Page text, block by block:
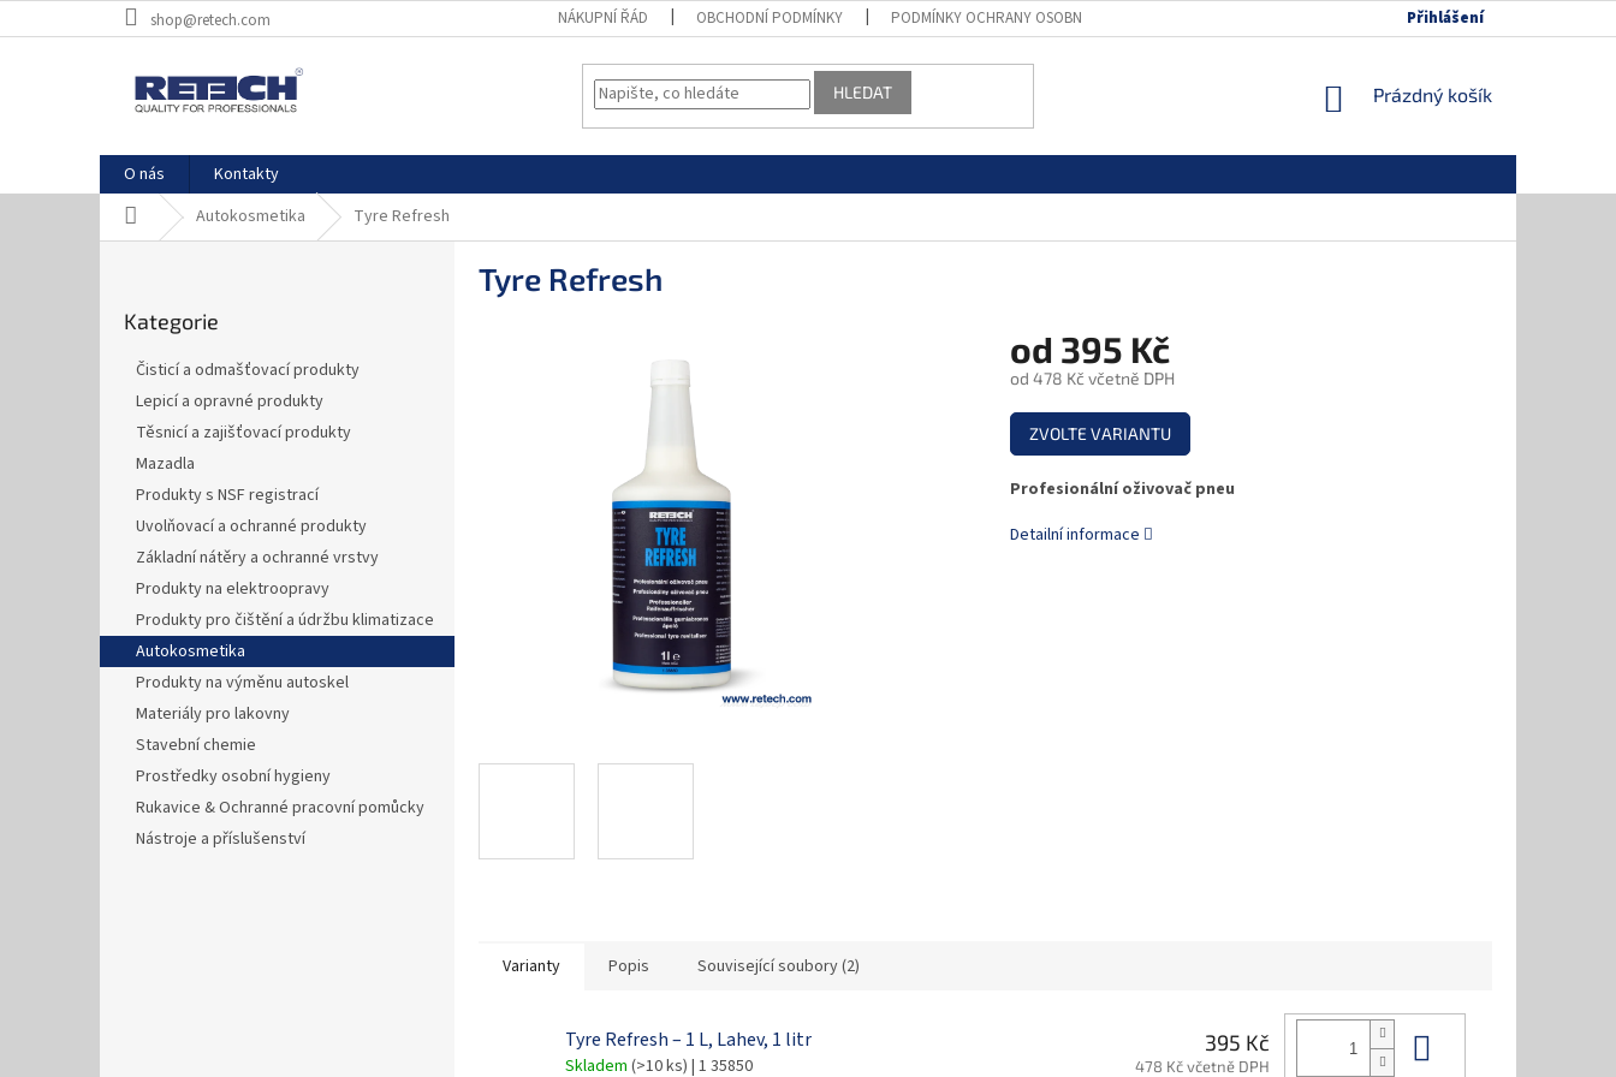
na
shop@retech.com NÁKUPNÍ ŘÁD OBCHODNÍ PODMÍNKY PODMÍNKY OCHRANY OSOBNÍCH ÚDAJŮ Přihlášení
HLEDAT
NÁKUPNÍ
Prázdný košík
O nás
Kontakty
Domů Autokosmetika Tyre Refresh
kategorie
Kategorie
Čisticí a odmašťovací produkty
Lepicí a opravné produkty
Těsnicí a zajišťovací produkty
Mazadla
Produkty s NSF registrací
Uvolňovací a ochranné produkty
Základní nátěry a ochranné vrstvy
Produkty na elektroopravy
Produkty pro čištění a údržbu klimatizace
Autokosmetika
Produkty na výměnu autoskel
Materiály pro lakovny
Stavební chemie
Prostředky osobní hygieny
Rukavice & Ochranné pracovní pomůcky
Nástroje a příslušenství
Tyre Refresh
od 395 Kč
od 478 Kčvčetně DPH
Měrná
cena:
ZVOLTE VARIANTU
Profesionální oživovač pneu
Detailní informace
Varianty Popis Související soubory (2)
Tyre Refresh – 1 L, Lahev, 1 litr
Skladem (>10 ks) | 1 35850
395 Kč
478 Kč včetně DPH